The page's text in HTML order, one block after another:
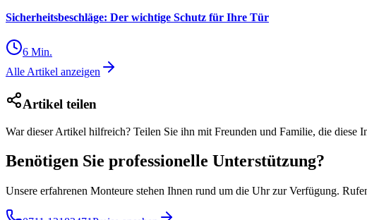
Sicherheitsbeschläge: Der wichtige Schutz für Ihre Tür
6 Min.
Alle Artikel anzeigen
Artikel teilen
War dieser Artikel hilfreich? Teilen Sie ihn mit Freunden und Familie, die diese
Benötigen Sie professionelle Unterstützung?
Unsere erfahrenen Monteure stehen Ihnen rund um die Uhr zur Verfügung.